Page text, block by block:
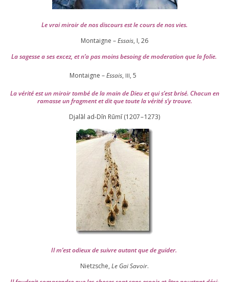
Le vrai miroir de nos dis­cours est le cours de nos vies.
Montaigne –Essais, I, 26
La sagesse a ses excez, et n’a pas moins besoing de mode­ra­tion que la folie.
Montaigne –Essais, III, 5
La véri­té est un miroir tom­bé de la main de Dieu et qui s’est bri­sé. Chacun en
ramasse un frag­ment et dit que toute la véri­té s’y trouve.
Djalāl ad-Dīn Rūmī (1207–1273)
Il m’est odieux de suivre autant que de gui­der.
Nietzsche, Le Gai Savoir.